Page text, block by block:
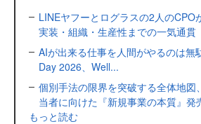
LINEヤフーとログラスの2人のCPO
実装・組織・生産性までの一気通貫
AIが出来る仕事を人間がやるのは無
Day 2026、Well...
個別手法の限界を突破する全体地図
当者に向けた『新規事業の本質』発
もっと読む